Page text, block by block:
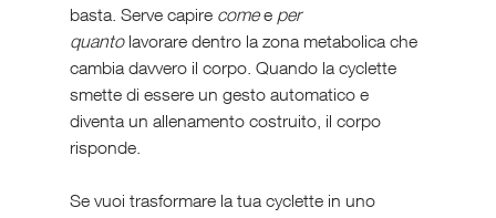
basta. Serve capire come e per
quanto lavorare dentro la zona metabolica che
cambia davvero il corpo. Quando la cyclette
smette di essere un gesto automatico e
diventa un allenamento costruito, il corpo
risponde.
Se vuoi trasformare la tua cyclette in uno